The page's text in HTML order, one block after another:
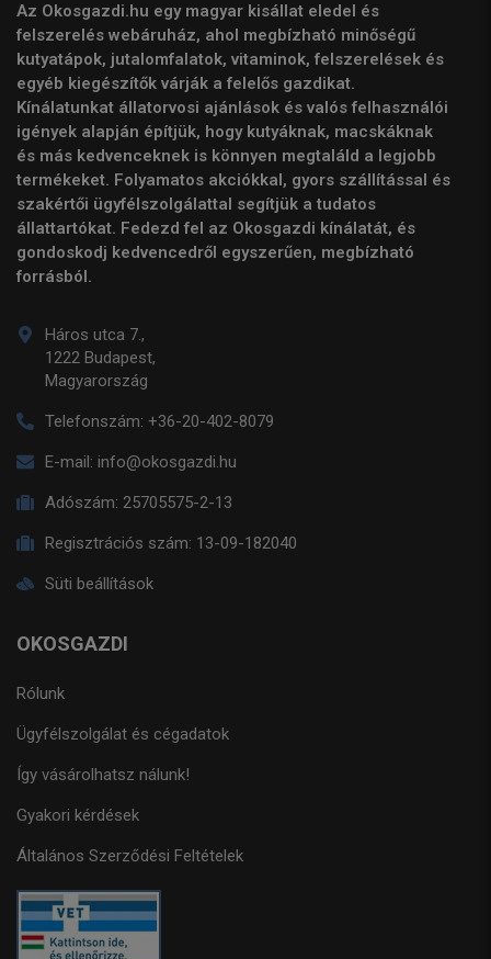
Az Okosgazdi.hu egy magyar kisállat eledel és
felszerelés webáruház, ahol megbízható minőségű
kutyatápok, jutalomfalatok, vitaminok, felszerelések és
egyéb kiegészítők várják a felelős gazdikat.
Kínálatunkat állatorvosi ajánlások és valós felhasználói
igények alapján építjük, hogy kutyáknak, macskáknak
és más kedvenceknek is könnyen megtaláld a legjobb
termékeket. Folyamatos akciókkal, gyors szállítással és
szakértői ügyfélszolgálattal segítjük a tudatos
állattartókat. Fedezd fel az Okosgazdi kínálatát, és
gondoskodj kedvencedről egyszerűen, megbízható
forrásból.
Háros utca 7.,
1222 Budapest,
Magyarország
Telefonszám: +36-20-402-8079
E-mail: info@okosgazdi.hu
Adószám: 25705575-2-13
Regisztrációs szám: 13-09-182040
Süti beállítások
OKOSGAZDI
Rólunk
Ügyfélszolgálat és cégadatok
Így vásárolhatsz nálunk!
Gyakori kérdések
Általános Szerződési Feltételek